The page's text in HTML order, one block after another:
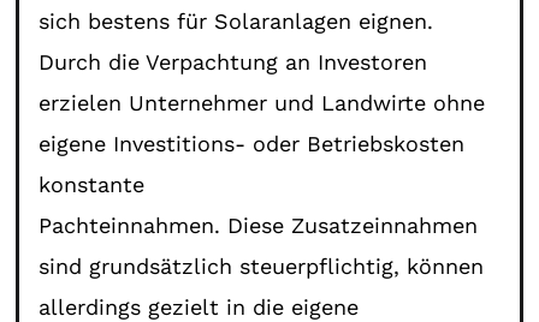
sich bestens für Solaranlagen eignen.
Durch die Verpachtung an Investoren
erzielen Unternehmer und Landwirte ohne
eigene Investitions- oder Betriebskosten
konstante
Pachteinnahmen. Diese Zusatzeinnahmen
sind grundsätzlich steuerpflichtig, können
allerdings gezielt in die eigene